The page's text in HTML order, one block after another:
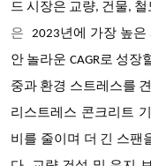
드 시장은 교량, 건물,
은
2023년에 가장 높은
안 놀라운 CAGR로 성
중과 환경 스트레스를
리스트레스 콘크리트
비를 줄이며 더 긴 스팬